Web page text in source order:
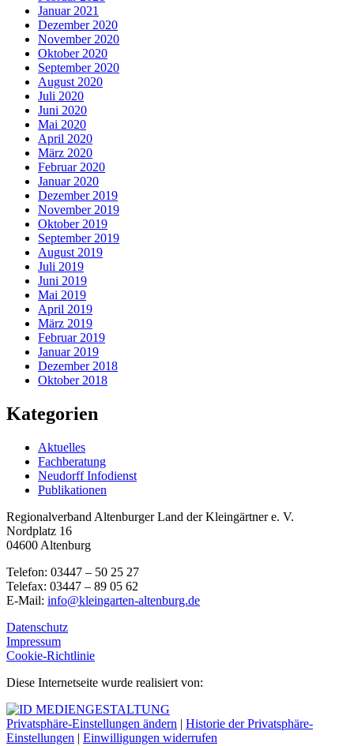
Januar 2021
Dezember 2020
November 2020
Oktober 2020
September 2020
August 2020
Juli 2020
Juni 2020
Mai 2020
April 2020
März 2020
Februar 2020
Januar 2020
Dezember 2019
November 2019
Oktober 2019
September 2019
August 2019
Juli 2019
Juni 2019
Mai 2019
April 2019
März 2019
Februar 2019
Januar 2019
Dezember 2018
Oktober 2018
Kategorien
Aktuelles
Fachberatung
Neudorff Infodienst
Publikationen
Regionalverband Altenburger Land der Kleingärtner e. V.
Nordplatz 16
04600 Altenburg
Telefon: 03447 – 50 25 27
Telefax: 03447 – 89 05 62
E-Mail: info@kleingarten-altenburg.de
Datenschutz
Impressum
Cookie-Richtlinie
Diese Internetseite wurde realisiert von:
Privatsphäre-Einstellungen ändern | Historie der Privatsphäre-
Einstellungen | Einwilligungen widerrufen